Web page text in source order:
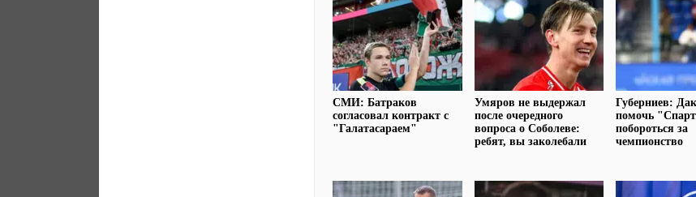
СМИ: Батраков
согласовал контракт с
"Галатасараем"
Умяров не выдержал
после очередного
вопроса о Соболеве:
ребят, вы заколебали
Губерниев:
помочь
побороться за
чемпионство